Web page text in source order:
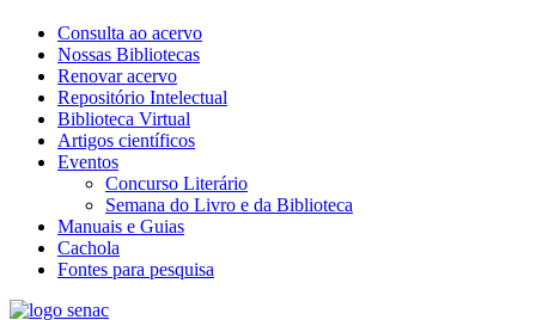
Consulta ao acervo
Nossas Bibliotecas
Renovar acervo
Repositório Intelectual
Biblioteca Virtual
Artigos científicos
Eventos
Concurso Literário
Semana do Livro e da Biblioteca
Manuais e Guias
Cachola
Fontes para pesquisa